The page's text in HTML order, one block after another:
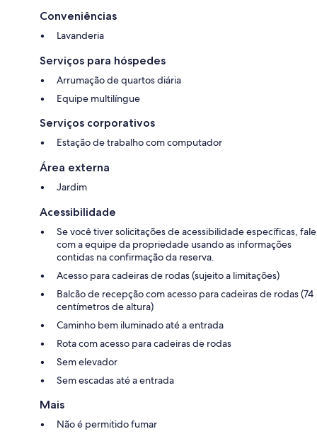
Conveniências
Lavanderia
Serviços para hóspedes
Arrumação de quartos diária
Equipe multilíngue
Serviços corporativos
Estação de trabalho com computador
Área externa
Jardim
Acessibilidade
Se você tiver solicitações de acessibilidade específicas, fale
com a equipe da propriedade usando as informações
contidas na confirmação da reserva.
Acesso para cadeiras de rodas (sujeito a limitações)
Balcão de recepção com acesso para cadeiras de rodas (74
centímetros de altura)
Caminho bem iluminado até a entrada
Rota com acesso para cadeiras de rodas
Sem elevador
Sem escadas até a entrada
Mais
Não é permitido fumar